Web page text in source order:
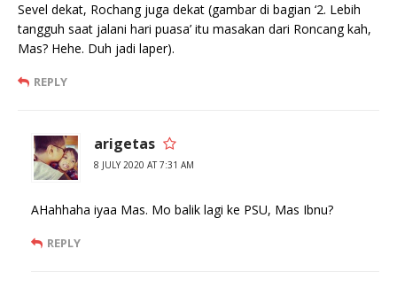
Sevel dekat, Rochang juga dekat (gambar di bagian ‘2. Lebih
tangguh saat jalani hari puasa’ itu masakan dari Roncang kah,
Mas? Hehe. Duh jadi laper).
REPLY
arigetas
8 JULY 2020 AT 7:31 AM
AHahhaha iyaa Mas. Mo balik lagi ke PSU, Mas Ibnu?
REPLY